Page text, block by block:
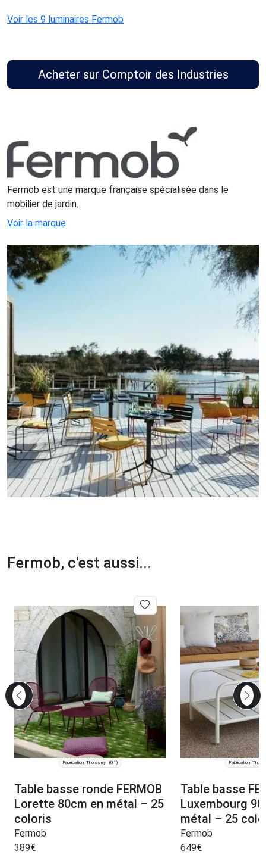
Voir les 9 luminaires Fermob
Acheter sur Comptoir des Industries
Fermob est une marque française spécialisée dans le
mobilier de jardin.
Voir la marque
Fermob, c'est aussi...
Fabrication: Thoissey (01)
Table basse ronde FERMOB
Lorette 80cm en métal – 25
coloris
Fermob
389€
Fabrication:
Table basse
Luxembourg
métal – 25
Fermob
649€